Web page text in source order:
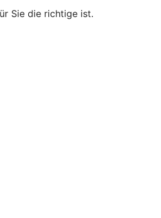
Sie die richtige ist.